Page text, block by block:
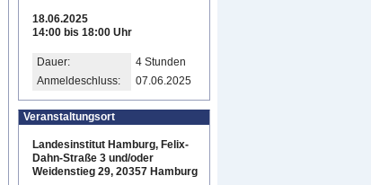
18.06.2025
14:00 bis 18:00 Uhr
Dauer:
4 Stunden
Anmeldeschluss:
07.06.2025
Veranstaltungsort
Landesinstitut Hamburg, Felix-
Dahn-Straße 3 und/oder
Weidenstieg 29, 20357 Hamburg